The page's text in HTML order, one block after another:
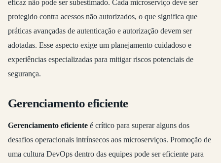
eficaz não pode ser subestimado. Cada microserviço deve ser
protegido contra acessos não autorizados, o que significa que
práticas avançadas de autenticação e autorização devem ser
adotadas. Esse aspecto exige um planejamento cuidadoso e
experiências especializadas para mitigar riscos potenciais de
segurança.
Gerenciamento eficiente
Gerenciamento eficiente é crítico para superar alguns dos
desafios operacionais intrínsecos aos microserviços. Promoção de
uma cultura DevOps dentro das equipes pode ser eficiente para